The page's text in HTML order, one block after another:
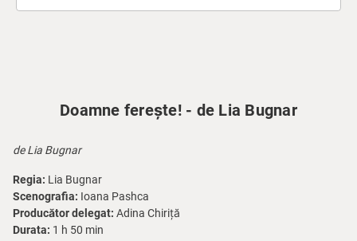
Doamne ferește! - de Lia Bugnar
de Lia Bugnar
Regia: Lia Bugnar
Scenografia: Ioana Pashca
Producător delegat: Adina Chiriță
Durata: 1 h 50 min